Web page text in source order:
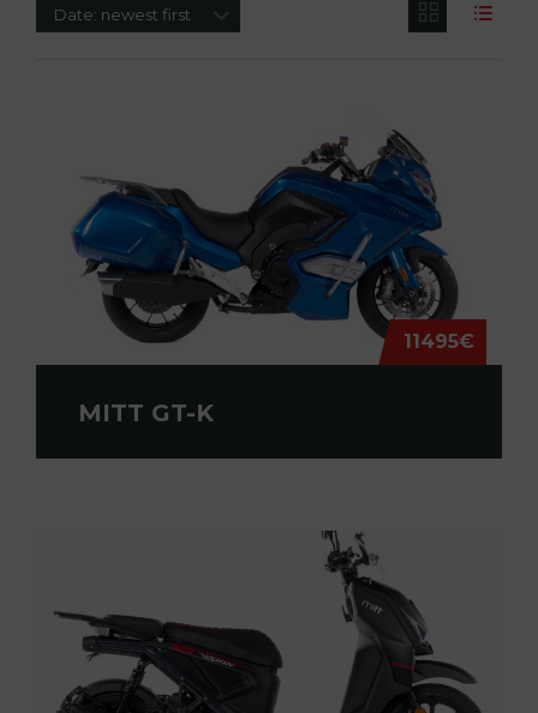
Date: newest first
11495€
MITT GT-K